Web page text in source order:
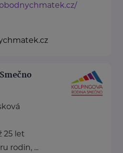
25 let
rodin, ...